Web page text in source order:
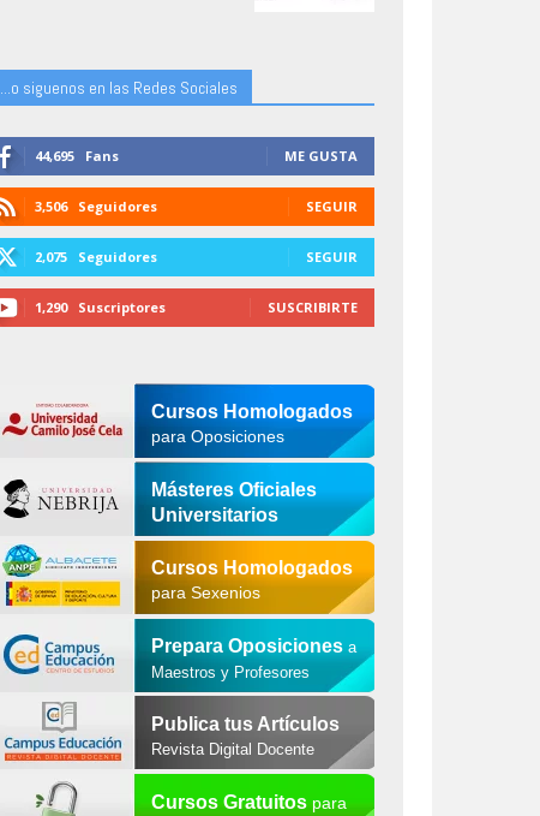
...o siguenos en las Redes Sociales
44,695 Fans ME GUSTA
3,506 Seguidores SEGUIR
2,075 Seguidores SEGUIR
1,290 Suscriptores SUSCRIBIRTE
Cursos Homologados
para Oposiciones
Másteres Oficiales
Universitarios
Cursos Homologados
para Sexenios
Prepara Oposiciones a
Maestros y Profesores
Publica tus Artículos
Revista Digital Docente
Cursos Gratuitospara